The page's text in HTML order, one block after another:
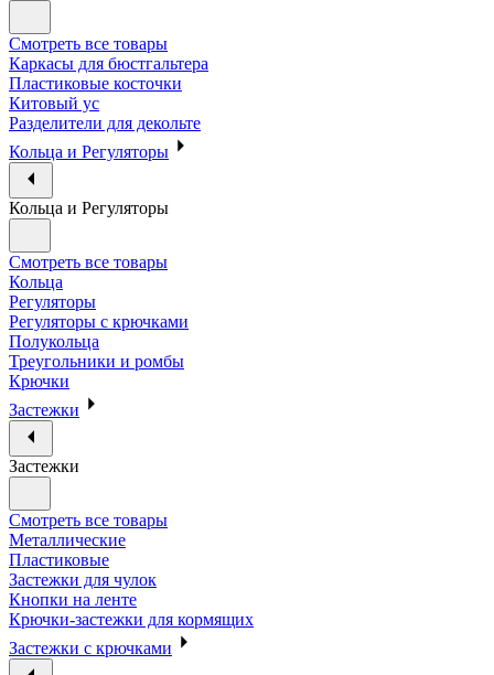
Смотреть все товары
Каркасы для бюстгальтера
Пластиковые косточки
Китовый ус
Разделители для декольте
Кольца и Регуляторы
Кольца и Регуляторы
Смотреть все товары
Кольца
Регуляторы
Регуляторы с крючками
Полукольца
Треугольники и ромбы
Крючки
Застежки
Застежки
Смотреть все товары
Металлические
Пластиковые
Застежки для чулок
Кнопки на ленте
Крючки-застежки для кормящих
Застежки с крючками